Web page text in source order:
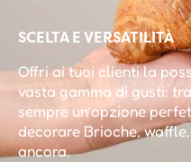
SCELTA E VERSATILITÀ
Offri ai tuoi clienti la
vasta gamma di gusti:
sempre un’opzione
decorare Brioche,
ancora.